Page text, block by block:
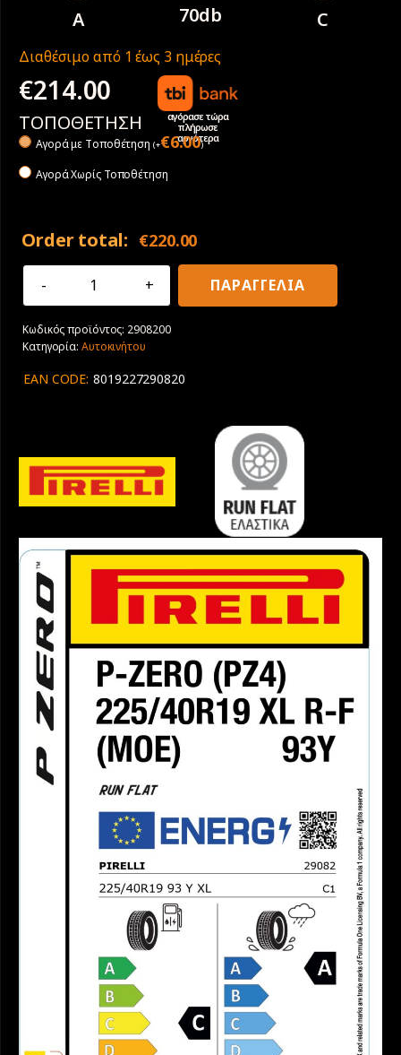
A 70db C
Διαθέσιμο από 1 έως 3 ημέρες
€214.00
αγόρασε τώρα
πλήρωσε
αργότερα
ΤΟΠΟΘΕΤΗΣΗ
Αγορά με Tοποθέτηση (+€6.00)
Αγορά Χωρίς Τοποθέτηση
Order total: €220.00
225/40R19
Pirelli
P
PZ4
ΠΑΡΑΓΓΕΛΙΑ
Κωδικός προϊόντος: 2908200
Κατηγορία: Αυτοκινήτου
EAN CODE: 8019227290820